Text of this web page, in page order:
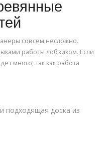
совсем несложно.
работы лобзиком. Если
много, так как работа
подходящая доска из